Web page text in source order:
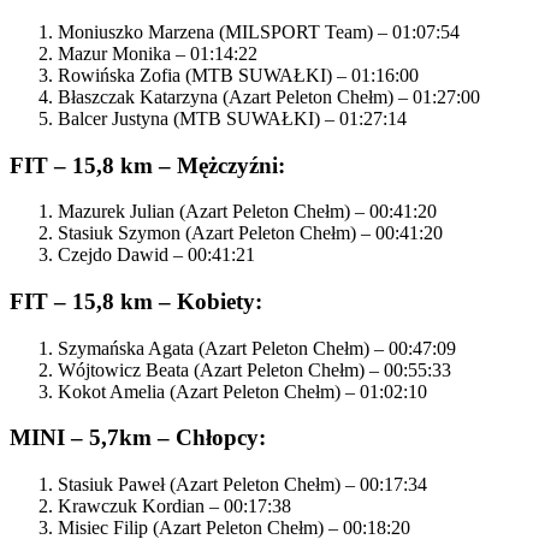
Moniuszko Marzena (MILSPORT Team) – 01:07:54
Mazur Monika – 01:14:22
Rowińska Zofia (MTB SUWAŁKI) – 01:16:00
Błaszczak Katarzyna (Azart Peleton Chełm) – 01:27:00
Balcer Justyna (MTB SUWAŁKI) – 01:27:14
FIT – 15,8 km – Mężczyźni:
Mazurek Julian (Azart Peleton Chełm) – 00:41:20
Stasiuk Szymon (Azart Peleton Chełm) – 00:41:20
Czejdo Dawid – 00:41:21
FIT – 15,8 km – Kobiety:
Szymańska Agata (Azart Peleton Chełm) – 00:47:09
Wójtowicz Beata (Azart Peleton Chełm) – 00:55:33
Kokot Amelia (Azart Peleton Chełm) – 01:02:10
MINI – 5,7km – Chłopcy:
Stasiuk Paweł (Azart Peleton Chełm) – 00:17:34
Krawczuk Kordian – 00:17:38
Misiec Filip (Azart Peleton Chełm) – 00:18:20